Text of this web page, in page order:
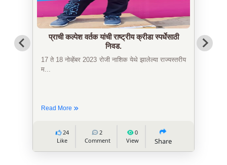
प्राची कल्पेश वर्तक यांची राष्ट्रीय क्रीडा स्पर्धेसाठी
निवड.
17 ते 18 नोव्हेंबर 2023 रोजी नाशिक येथे झालेल्या राज्यस्तरीय
म...
Read More
24
Like
2
Comment
0
View
Share